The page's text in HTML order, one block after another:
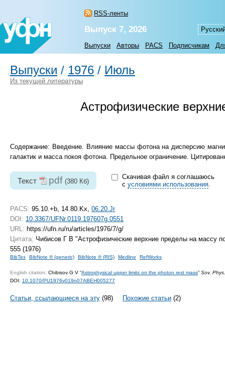
RSS-ленты
Выпуск 7, 2026
Выпуски Авторы PACS Подписчикам
Выпуски / 1976 / Июль
Из текущей литературы
Астрофизические
Содержание: Введение. Влияние массы фотона на дисперсию
галактик и масса покоя фотона. Предельное ограничение.
Текст pdf (380 Кб)
Скачивая файл я соглашаюсь
с условиями использования.
PACS: 95.10.+b, 14.80.Kx, 06.20.Jr
DOI: 10.3367/UFNr.0119.197607g.0551
URL: https://ufn.ru/ru/articles/1976/7/g/
Цитата: Чибисов Г В "Астрофизические верхние пределы нa массу
555 (1976)
BibTex BibNote ® (generic) BibNote ® (RIS) Medline RefWorks
English citation: Chibisov G V “Astrophysical upper limits on the photon rest mass” Sov.
DOI: 10.1070/PU1976v019n07ABEH005277
Статьи, ссылающиеся на эту (98) Похожие статьи (2)